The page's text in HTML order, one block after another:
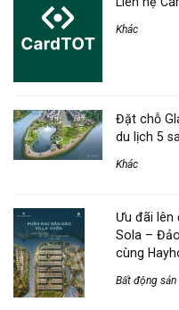
Khác
Đặt chỗ
du lịch 5
Khác
Ưu đãi lên
Sola –
cùng
Bất động sản